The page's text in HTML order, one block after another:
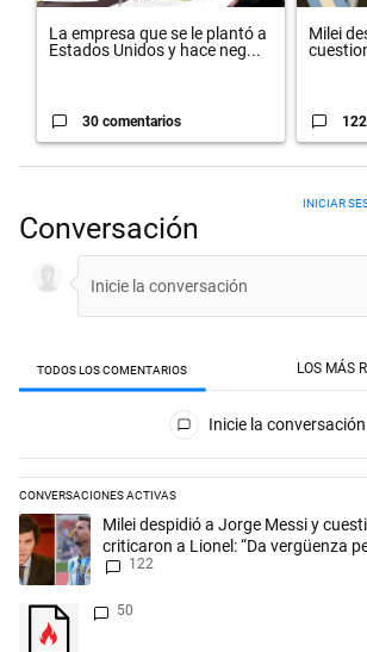
La empresa que se le plantó a
Estados Unidos y hace neg...
30 comentarios
Milei
Conversación
INICIAR
TODOS LOS COMENTARIOS LOS MÁS
Todos los comentarios
Inicie la conversación
CONVERSACIONES ACTIVAS
Este listado muestra los artículos con más
Un artículo de tendencia con el título "Milei
Milei despidió a Jorge Messi y
criticaron a Lionel: “Da vergüenza
Messi”
122
Un artículo de tendencia con el título "" con 50
50